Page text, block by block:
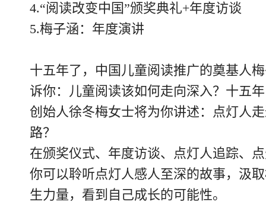
4.“阅读改变中国”颁奖典礼+年度访谈
5.梅子涵：年度演讲
十五年了，中国儿童阅读推广的奠基人
诉你：儿童阅读该如何走向深入？十五
创始人徐冬梅女士将为你讲述：点灯人
路？
在颁奖仪式、年度访谈、点灯人追踪、
你可以聆听点灯人感人至深的故事，汲
生力量，看到自己成长的可能性。